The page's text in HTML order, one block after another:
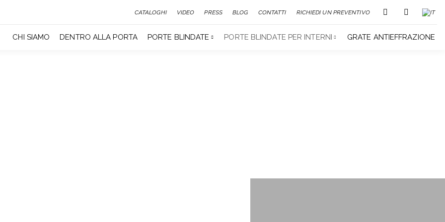
CATALOGHI VIDEO PRESS BLOG CONTATTI RICHIEDI UN PREVENTIVO
CHI SIAMO DENTRO ALLA PORTA PORTE BLINDATE PORTE BLINDATE PER INTERNI GRATE ANTIEFFRAZIONE